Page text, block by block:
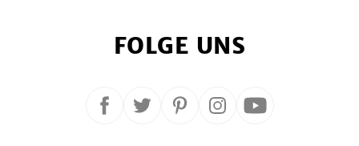
FOLGE UNS
Folge Folge
Folge Folge Folge